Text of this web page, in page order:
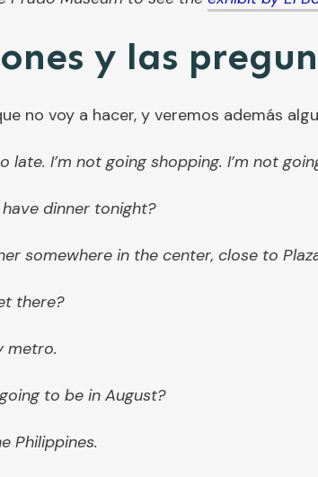
y las
no voy a hacer, y veremos además
late. I’m not going shopping. I’m not
dinner tonight?
somewhere in the center, close to
there?
metro.
to be in August?
Philippines.